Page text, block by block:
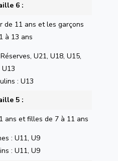
6 :
de 11 ans et les garçons
à 13 ans
U21, U18, U15,
U13
: U13
5 :
ans et filles de 7 à 11 ans
: U11, U9
: U11, U9